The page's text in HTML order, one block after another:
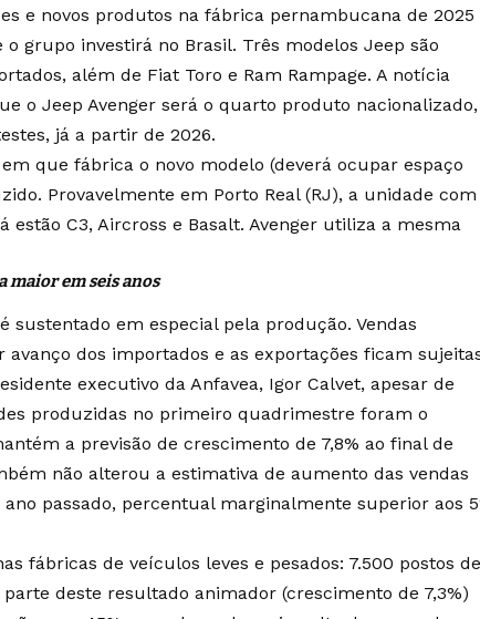
e novos produtos na fábrica pernambucana de 2025
grupo investirá no Brasil. Três modelos Jeep são
além de Fiat Toro e Ram Rampage. A notícia
o Jeep Avenger será o quarto produto nacionalizado,
já a partir de 2026.
que fábrica o novo modelo (deverá ocupar espaço
Provavelmente em Porto Real (RJ), a unidade com
estão C3, Aircross e Basalt. Avenger utiliza a mesma
maior em seis anos
sustentado em especial pela produção. Vendas
dos importados e as exportações ficam
executivo da Anfavea, Igor Calvet, apesar de
produzidas no primeiro quadrimestre foram o
a previsão de crescimento de 7,8% ao final de
não alterou a estimativa de aumento das vendas
passado, percentual marginalmente superior aos
fábricas de veículos leves e pesados: 7.500 postos de
deste resultado animador (crescimento de 7,3%)